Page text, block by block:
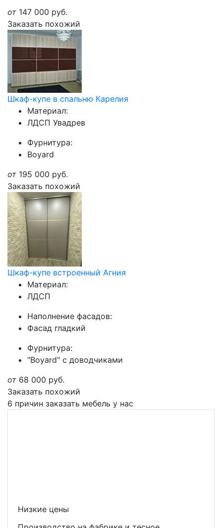
от 147 000 руб.
Заказать похожий
Шкаф-купе в спальню Карелия
Материал:
ЛДСП Увадрев
Фурнитура:
Boyard
от 195 000 руб.
Заказать похожий
Шкаф-купе встроенный Агния
Материал:
ЛДСП
Наполнение фасадов:
Фасад гладкий
Фурнитура:
"Boyard" с доводчиками
от 68 000 руб.
Заказать похожий
6 причин заказать мебель у нас
Низкие цены